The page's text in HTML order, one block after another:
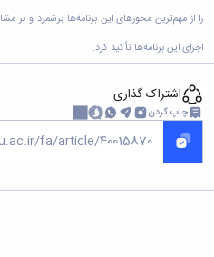
انتشارات
نشر
مجلات
علمی
معاونت
پژوهش
و
را از مهم‌ترین محور‌های این برنامه‌ها برشمرد و بر
اجرای این برنامه‌ها تأکید کرد.
اشتراک گذاری
چاپ کردن